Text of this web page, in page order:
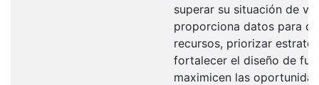
superar su situación de
proporciona datos para
recursos, priorizar
fortalecer el diseño de
maximicen las